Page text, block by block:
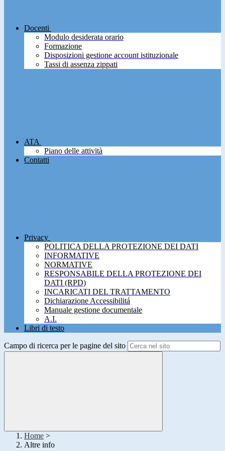
Docenti
Modulo desiderata orario
Formazione
Disposizioni gestione account istituzionale
Tassi di assenza zippati
ATA
Piano delle attività
Contatti
Privacy
POLITICA DELLA PROTEZIONE DEI DATI
INFORMATIVE
NORMATIVE
RESPONSABILE DELLA PROTEZIONE DEI
DATI (RPD)
INCARICATI DEL TRATTAMENTO
Dichiarazione Accessibilitá
Manuale gestione documentale
A.I.
Libri di testo
Campo di ricerca per le pagine del sito
Home >
Altre info